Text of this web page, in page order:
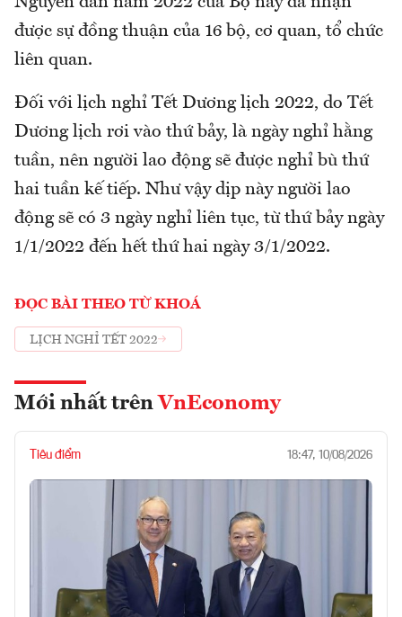
được sự đồng thuận của 16 bộ, cơ quan, tổ chức
liên quan.
Đối với lịch nghỉ Tết Dương lịch 2022, do Tết
Dương lịch rơi vào thứ bảy, là ngày nghỉ hằng
tuần, nên người lao động sẽ được nghỉ bù thứ
hai tuần kế tiếp. Như vậy dịp này người lao
động sẽ có 3 ngày nghỉ liên tục, từ thứ bảy ngày
1/1/2022 đến hết thứ hai ngày 3/1/2022.
ĐỌC BÀI THEO TỪ KHOÁ
LỊCH NGHỈ TẾT 2022
Mới nhất trên VnEconomy
Tiêu điểm 18:47, 10/08/2026